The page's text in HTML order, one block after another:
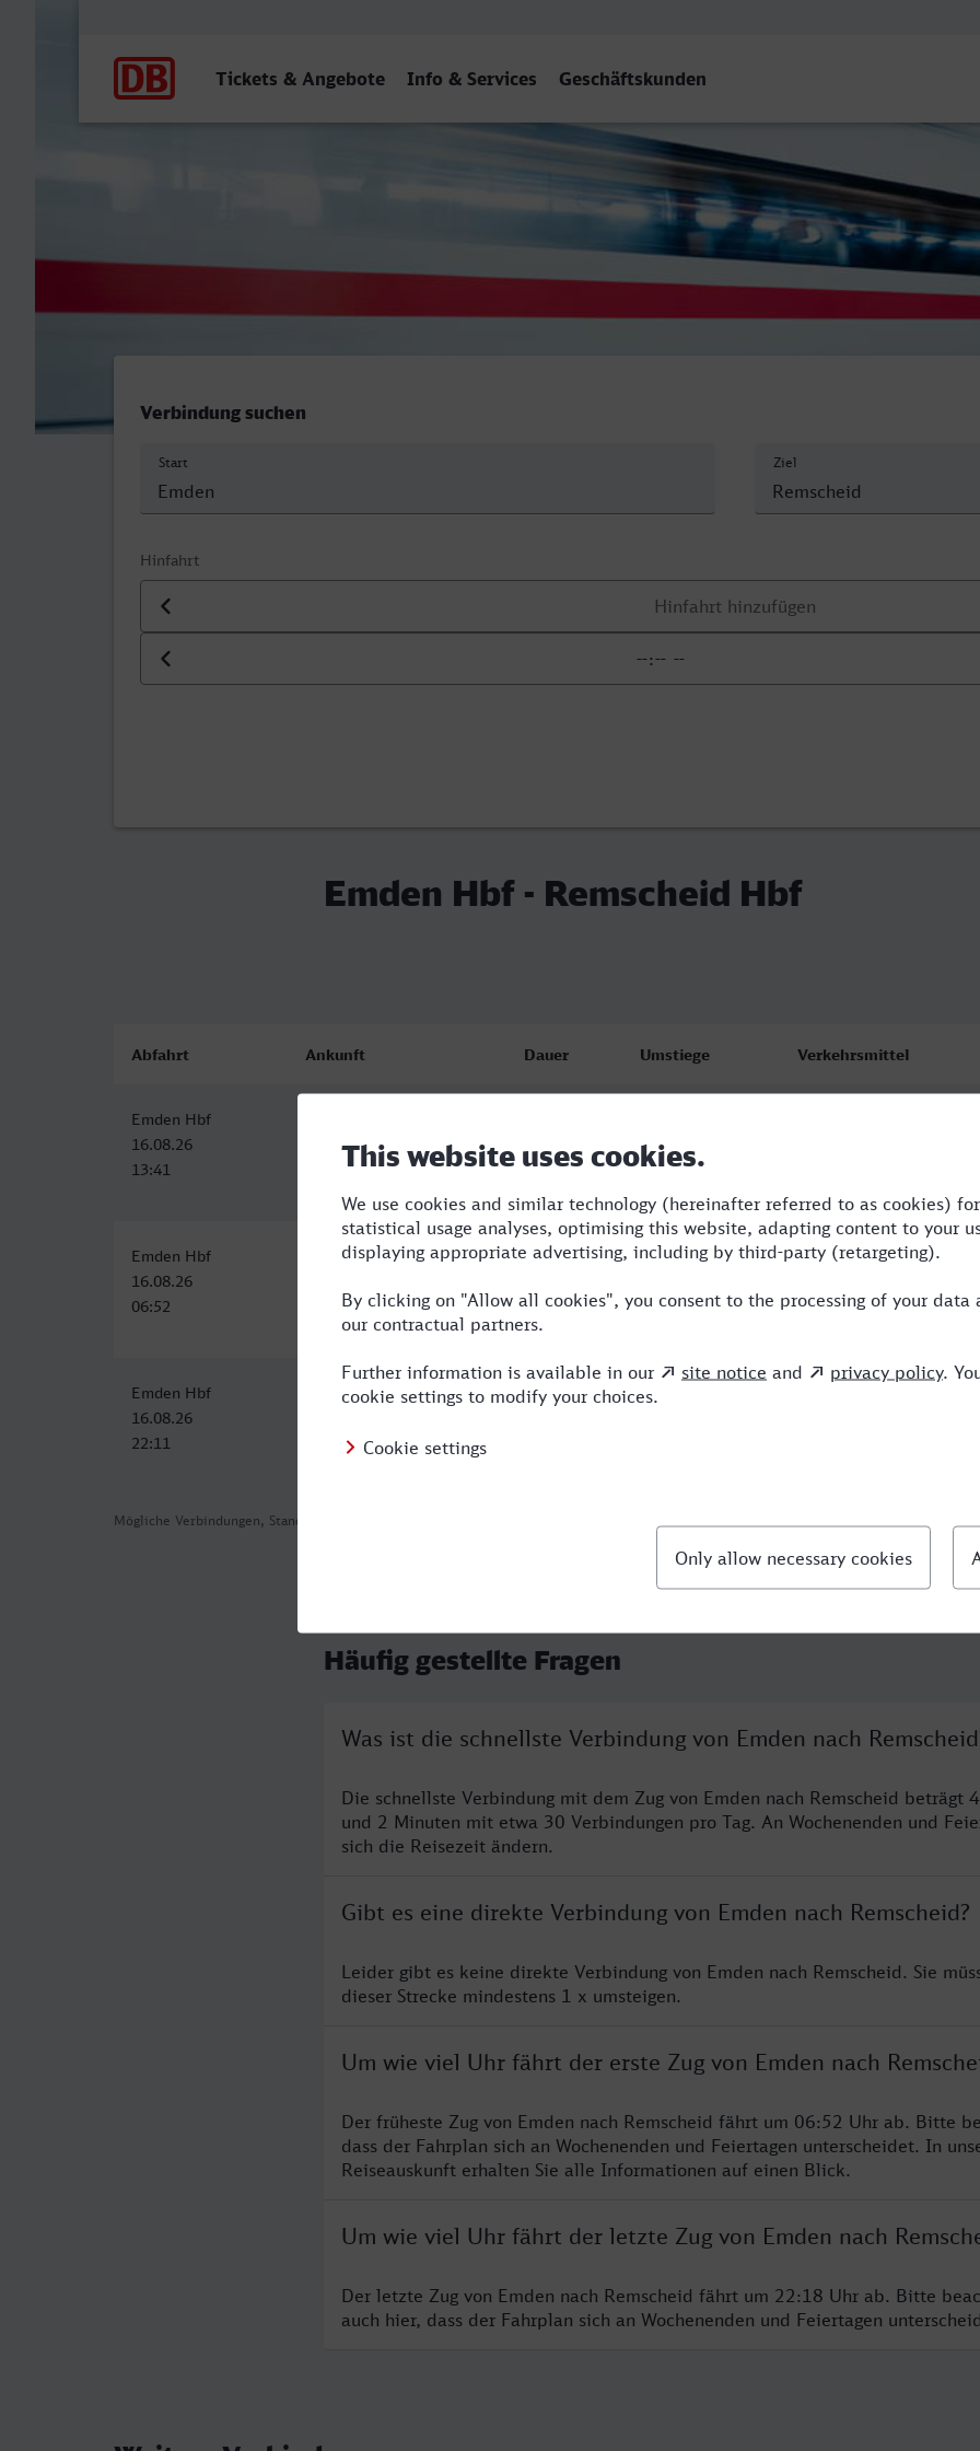
Tickets & Angebote Info & Services Geschäftskunden
Emden Hbf - Remscheid Hbf
Verbindung suchen
Start Ziel
Hinfahrt
Datum der Hinfahrt
Uhrzeit der Hinfahrt
Emden Hbf - Remscheid Hbf
Mögliche Verbindungen, Stand: 2026-08-02 03:47
Abfahrt Ankunft Dauer Umstiege Verkehrsmittel
Emden Hbf
16.08.26
13:41
16.08.26
Emden Hbf
16.08.26
06:52
Remscheid Hbf
11:21
4:29 2 WFB,R,ICE
Emden Hbf
16.08.26
22:11
Remscheid Hbf
7:10 2
Häufig gestellte Fragen
Was ist die schnellste Verbindung von Emden nach
Die schnellste Verbindung mit dem Zug von Emden nach Remscheid beträgt
und 2 Minuten mit etwa 30 Verbindungen pro Tag. An Wochenenden und
sich die Reisezeit ändern.
Gibt es eine direkte Verbindung von Emden nach Remscheid?
Leider gibt es keine direkte Verbindung von Emden nach Remscheid. Sie
dieser Strecke mindestens 1 x umsteigen.
Um wie viel Uhr fährt der erste Zug von Emden nach
Der früheste Zug von Emden nach Remscheid fährt um 06:52 Uhr ab. Bitte
dass der Fahrplan sich an Wochenenden und Feiertagen unterscheidet. In
Reiseauskunft erhalten Sie alle Informationen auf einen Blick.
Um wie viel Uhr fährt der letzte Zug von Emden nach
Der letzte Zug von Emden nach Remscheid fährt um 22:18 Uhr ab. Bitte
auch hier, dass der Fahrplan sich an Wochenenden und Feiertagen